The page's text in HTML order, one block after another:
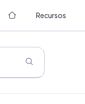
Recursos